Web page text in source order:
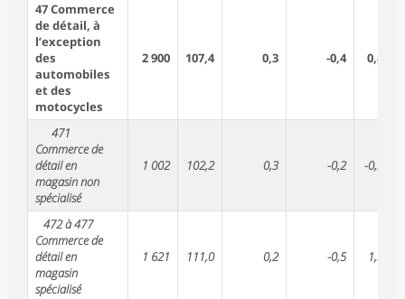
47 Commerce
de détail, à
l’exception
des
automobiles
et des
motocycles
2 900 107,4 0,3 -0,4 0,8
471
Commerce de
détail en
magasin non
spécialisé
1 002 102,2 0,3 -0,2 -0,3
472 à 477
Commerce de
détail en
magasin
spécialisé
1 621 111,0 0,2 -0,5 1,3